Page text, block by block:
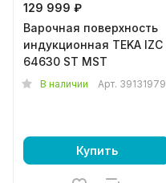
129 999 ₽
Варочная поверхность
индукционная TEKA IZC
64630 ST MST
В наличии Арт. 39131979
Купить